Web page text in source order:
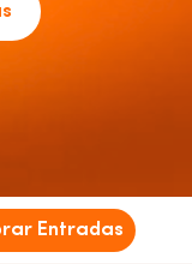
Entradas